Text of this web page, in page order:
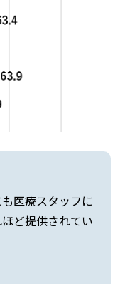
医療スタッフに
ど提供されてい